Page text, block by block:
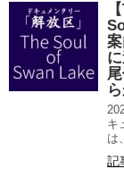
キ
は
記